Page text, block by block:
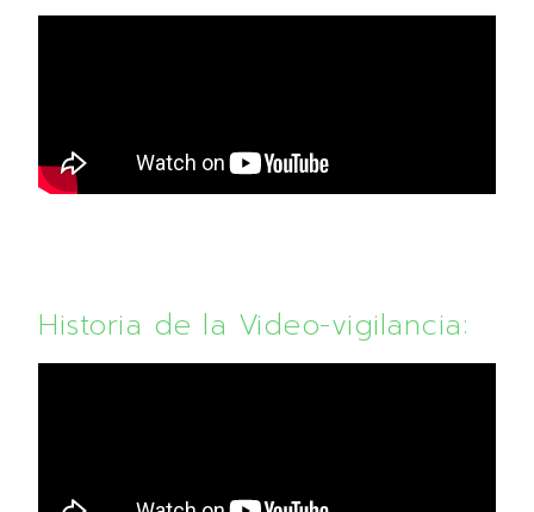
Historia de la Video-vigilancia: